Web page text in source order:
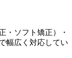
・ソフト矯正）・
幅広く対応してい